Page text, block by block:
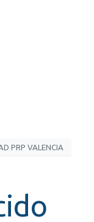
PRP VALENCIA